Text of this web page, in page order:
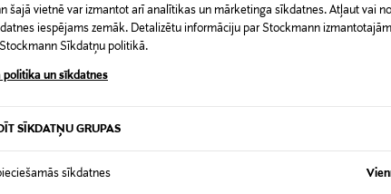
šajā vietnē var izmantot arī analītikas un mārketinga sīkdatnes. Atļaut vai
iespējams zemāk. Detalizētu informāciju par Stockmann
Sīkdatņu politikā.
politika un sīkdatnes
SĪKDATŅU GRUPAS
sīkdatnes
0,00 € – 4,90 €